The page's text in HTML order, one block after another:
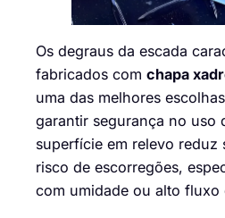
Os degraus da escada
fabricados com chapa
uma das melhores
garantir segurança no uso
superfície em relevo reduz
risco de escorregões,
com umidade ou alto fluxo